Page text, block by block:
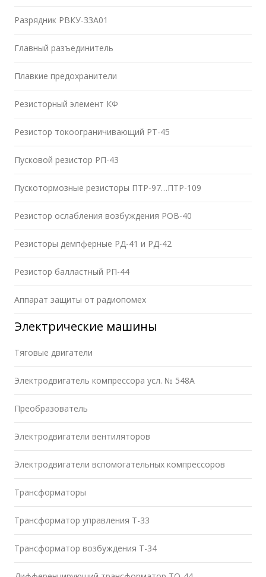
Разрядник РВКУ-ЗЗА01
Главный разъединитель
Плавкие предохранители
Резисторный элемент КФ
Резистор токоограничивающий РТ-45
Пусковой резистор РП-43
Пускотормозные резисторы ПТР-97…ПТР-109
Резистор ослабления возбуждения РОВ-40
Резисторы демпферные РД-41 и РД-42
Резистор балластный РП-44
Аппарат защиты от радиопомех
Электрические машины
Тяговые двигатели
Электродвигатель компрессора усл. № 548А
Преобразователь
Электродвигатели вентиляторов
Электродвигатели вспомогательных компрессоров
Трансформаторы
Трансформатор управления Т-33
Трансформатор возбуждения Т-34